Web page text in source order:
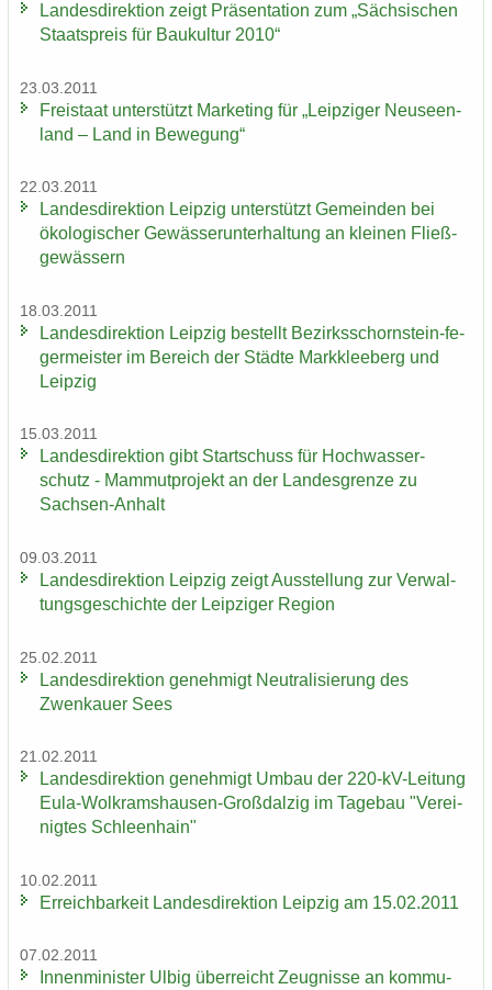
Lan­des­di­rek­ti­on zeigt Prä­sen­ta­ti­on zum „Säch­si­schen
Staats­preis für Bau­kul­tur 2010“
23.03.2011
Frei­staat un­ter­stützt Mar­ke­ting für „Leip­zi­ger Neu­seen­
land – Land in Be­we­gung“
22.03.2011
Lan­des­di­rek­ti­on Leip­zig un­ter­stützt Ge­mein­den bei
öko­lo­gi­scher Ge­wäs­ser­un­ter­hal­tung an klei­nen Fließ­
ge­wäs­sern
18.03.2011
Lan­des­di­rek­ti­on Leip­zig be­stellt Bezirksschornstein-​ fe­
ger­meis­ter im Be­reich der Städ­te Mark­klee­berg und
Leip­zig
15.03.2011
Lan­des­di­rek­ti­on gibt Start­schuss für Hoch­was­ser­
schutz - Mam­mut­pro­jekt an der Lan­des­gren­ze zu
Sachsen-​Anhalt
09.03.2011
Lan­des­di­rek­ti­on Leip­zig zeigt Aus­stel­lung zur Ver­wal­
tungs­ge­schich­te der Leip­zi­ger Re­gi­on
25.02.2011
Lan­des­di­rek­ti­on ge­neh­migt Neu­tra­li­sie­rung des
Zwenkau­er Sees
21.02.2011
Lan­des­di­rek­ti­on ge­neh­migt Umbau der 220-​kV-Leitung
Eula-​Wolkramshausen-Großdalzig im Ta­ge­bau "Ver­ei­
nig­tes Schleen­hain"
10.02.2011
Er­reich­bar­keit Lan­des­di­rek­ti­on Leip­zig am 15.02.2011
07.02.2011
In­nen­mi­nis­ter Ulbig über­reicht Zeug­nis­se an kom­mu­